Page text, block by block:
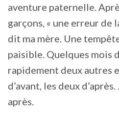
aventure paternelle.
garçons, « une erreur de
dit ma mère. Une
paisible. Quelques mois
rapidement deux autres
d’avant, les deux
après.